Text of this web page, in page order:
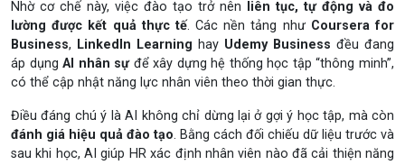
Nhờ cơ chế này, việc đào tạo trở nên
liên tục, tự động và đo
lường được kết quả thực tế. Các nền tảng như Coursera for
Business, LinkedIn Learning hay Udemy Business đều đang
áp dụngAI nhân sựđể xây dựng hệ thống học tập “thông minh”,
có thể cập nhật năng lực nhân viên theo thời gian thực.
Điều đáng chú ý là AI không chỉ dừng lại ở gợi ý học tập, mà còn
đánh giá hiệu quả đào tạo. Bằng cách đối chiếu dữ liệu trước và
sau khi học, AI giúp HR xác định nhân viên nào đã cải thiện năng